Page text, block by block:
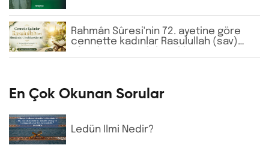
Rahmân Sûresi'nin 72. ayetine göre
cennette kadınlar Rasulullah (sav)
En Çok Okunan Sorular
Ledün İlmi Nedir?